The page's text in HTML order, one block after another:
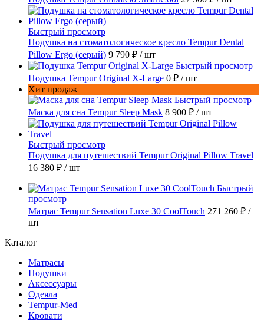
Быстрый просмотр
Подушка на стоматологическое кресло Tempur Dental
Pillow Ergo (серый) 9 790 ₽ / шт
Быстрый просмотр
Подушка Tempur Original X-Large 0 ₽ / шт
Хит продаж
Быстрый просмотр
Маска для сна Tempur Sleep Mask 8 900 ₽ / шт
Быстрый просмотр
Подушка для путешествий Tempur Original Pillow Travel
16 380 ₽ / шт
Быстрый
просмотр
Матрас Tempur Sensation Luxe 30 CoolTouch 271 260 ₽ /
шт
Каталог
Матрасы
Подушки
Аксессуары
Одеяла
Tempur-Med
Кровати